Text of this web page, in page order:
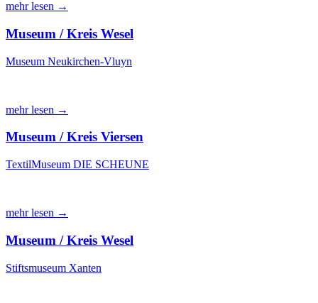
mehr lesen →
Museum / Kreis Wesel
Museum Neukirchen-Vluyn
mehr lesen →
Museum / Kreis Viersen
TextilMuseum DIE SCHEUNE
mehr lesen →
Museum / Kreis Wesel
Stiftsmuseum Xanten